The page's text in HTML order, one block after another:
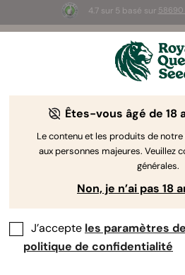
4.7 sur 5 basé sur 58690
3 graines White Widow
The RQS
Articles Cannabis Lifestyle
Êtes-vous âgé de 18
Le contenu et les produits de
aux personnes majeures. Veuillez
générales.
Non, je n’ai pas 18
J’accepte les paramètres
politique de confidentialité